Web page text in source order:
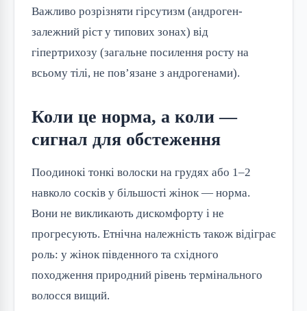
Важливо розрізняти гірсутизм (андроген-
залежний ріст у типових зонах) від
гіпертрихозу (загальне посилення росту на
всьому тілі, не пов’язане з андрогенами).
Коли це норма, а коли —
сигнал для обстеження
Поодинокі тонкі волоски на грудях або 1–2
навколо сосків у більшості жінок — норма.
Вони не викликають дискомфорту і не
прогресують. Етнічна належність також відіграє
роль: у жінок південного та східного
походження природний рівень термінального
волосся вищий.